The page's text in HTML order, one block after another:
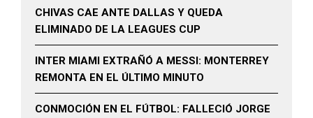
CHIVAS CAE ANTE DALLAS Y QUEDA
ELIMINADO DE LA LEAGUES CUP
INTER MIAMI EXTRAÑÓ A MESSI: MONTERREY
REMONTA EN EL ÚLTIMO MINUTO
CONMOCIÓN EN EL FÚTBOL: FALLECIÓ JORGE